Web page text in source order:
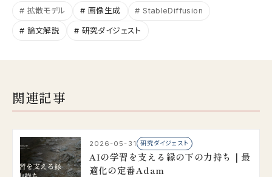
# 拡散モデル # 画像生成 # StableDiffusion
# 論文解説 # 研究ダイジェスト
関連記事
2026-05-31 研究ダイジェスト
AIの学習を支える縁の下の力持ち｜最
適化の定番Adam